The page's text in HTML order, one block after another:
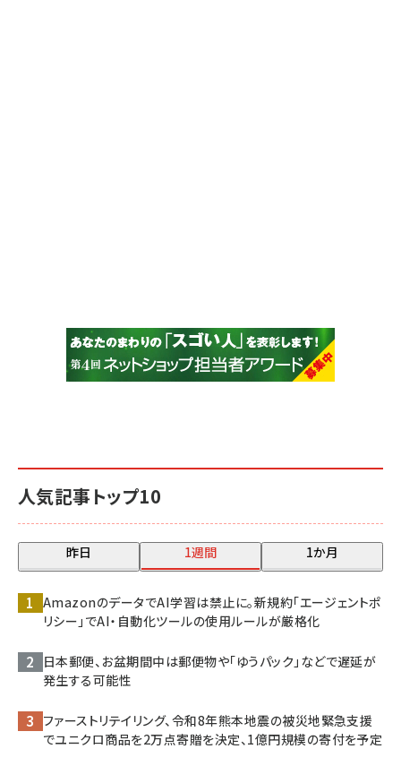
人気記事トップ10
昨日 1週間 1か月
AmazonのデータでAI学習は禁止に。新規約「エージェントポ
リシー」でAI・自動化ツールの使用ルールが厳格化
日本郵便、お盆期間中は郵便物や「ゆうパック」などで遅延が
発生する可能性
ファーストリテイリング、令和8年熊本地震の被災地緊急支援
でユニクロ商品を2万点寄贈を決定、1億円規模の寄付を予定